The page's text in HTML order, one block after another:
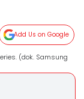
Add Us on Google
(dok. Samsung